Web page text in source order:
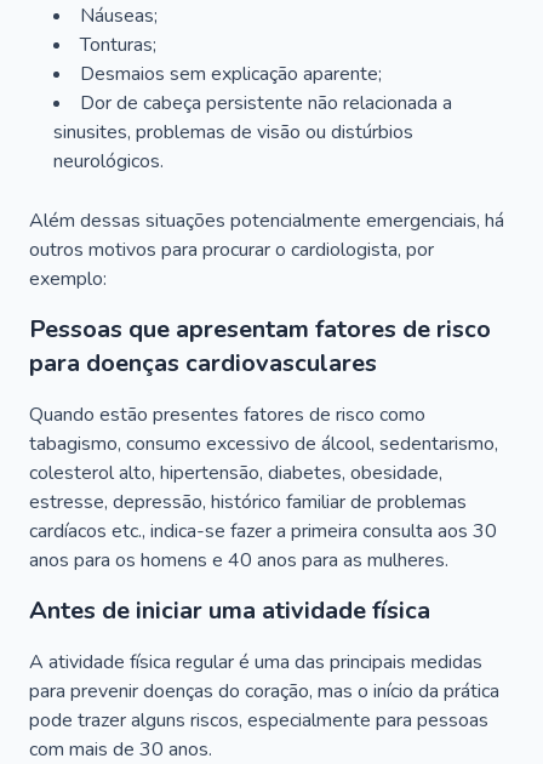
Náuseas;
Tonturas;
Desmaios sem explicação aparente;
Dor de cabeça persistente não relacionada a
sinusites, problemas de visão ou distúrbios
neurológicos.
Além dessas situações potencialmente emergenciais, há
outros motivos para procurar o cardiologista, por
exemplo:
Pessoas que apresentam fatores de risco
para doenças cardiovasculares
Quando estão presentes fatores de risco como
tabagismo, consumo excessivo de álcool, sedentarismo,
colesterol alto, hipertensão, diabetes, obesidade,
estresse, depressão, histórico familiar de problemas
cardíacos etc., indica-se fazer a primeira consulta aos 30
anos para os homens e 40 anos para as mulheres.
Antes de iniciar uma atividade física
A atividade física regular é uma das principais medidas
para prevenir doenças do coração, mas o início da prática
pode trazer alguns riscos, especialmente para pessoas
com mais de 30 anos.